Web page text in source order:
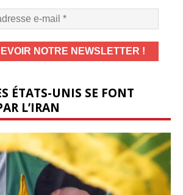
ÉTATS-UNIS SE FONT
L’IRAN